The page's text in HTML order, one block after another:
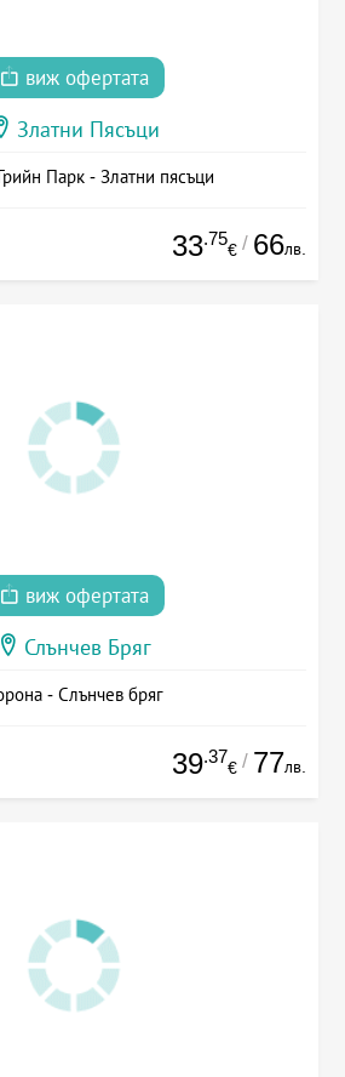
виж офертата
Златни Пясъци
Парк - Златни пясъци
33.75
€ / 66лв.
виж офертата
Слънчев Бряг
- Слънчев бряг
39.37
€ / 77лв.